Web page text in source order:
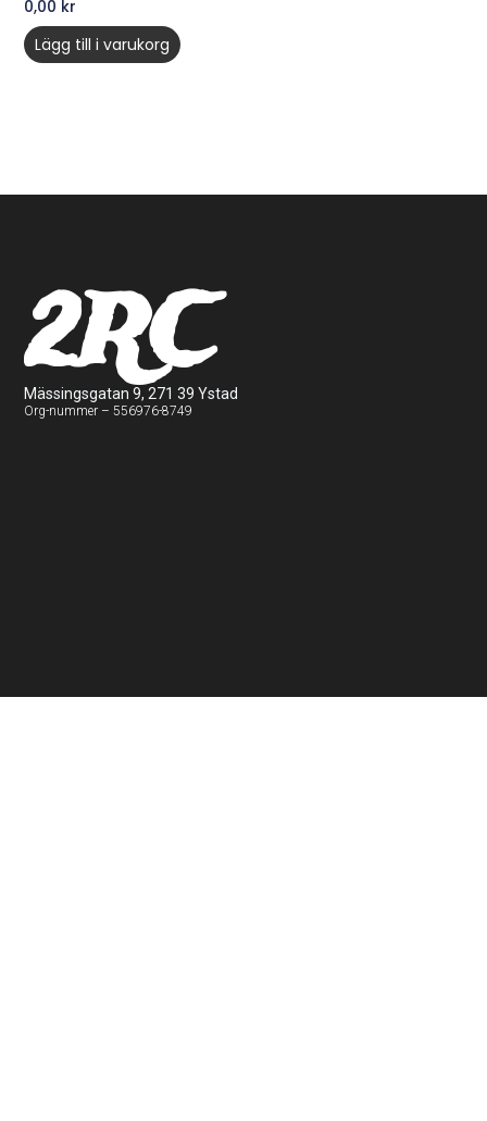
0,00 kr
Lägg till i varukorg
2RC
Mässingsgatan 9, 271 39 Ystad
Org-nummer – 556976-8749